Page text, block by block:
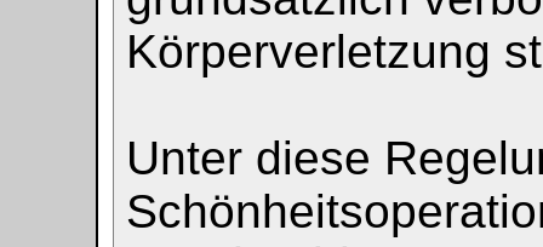
Körperverletzung
Unter diese